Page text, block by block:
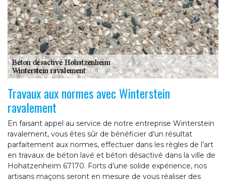
Travaux aux normes avec Winterstein
ravalement
En faisant appel au service de notre entreprise Winterstein
ravalement, vous êtes sûr de bénéficier d’un résultat
parfaitement aux normes, effectuer dans les règles de l’art
en travaux de béton lavé et béton désactivé dans la ville de
Hohatzenheim 67170. Forts d’une solide expérience, nos
artisans maçons seront en mesure de vous réaliser des